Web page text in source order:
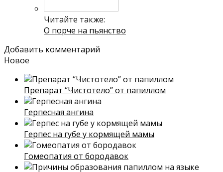
Читайте также:
О порче на пьянство
Добавить комментарий
Новое
Препарат “Чистотело” от папиллом
Герпесная ангина
Герпес на губе у кормящей мамы
Гомеопатия от бородавок